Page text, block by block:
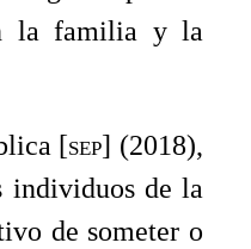
la familia y la
[sep] (2018),
individuos de la
de someter o